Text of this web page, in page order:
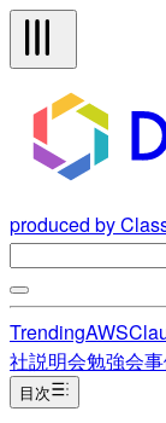
produced by
TrendingAWS
社説明会勉強会
目次